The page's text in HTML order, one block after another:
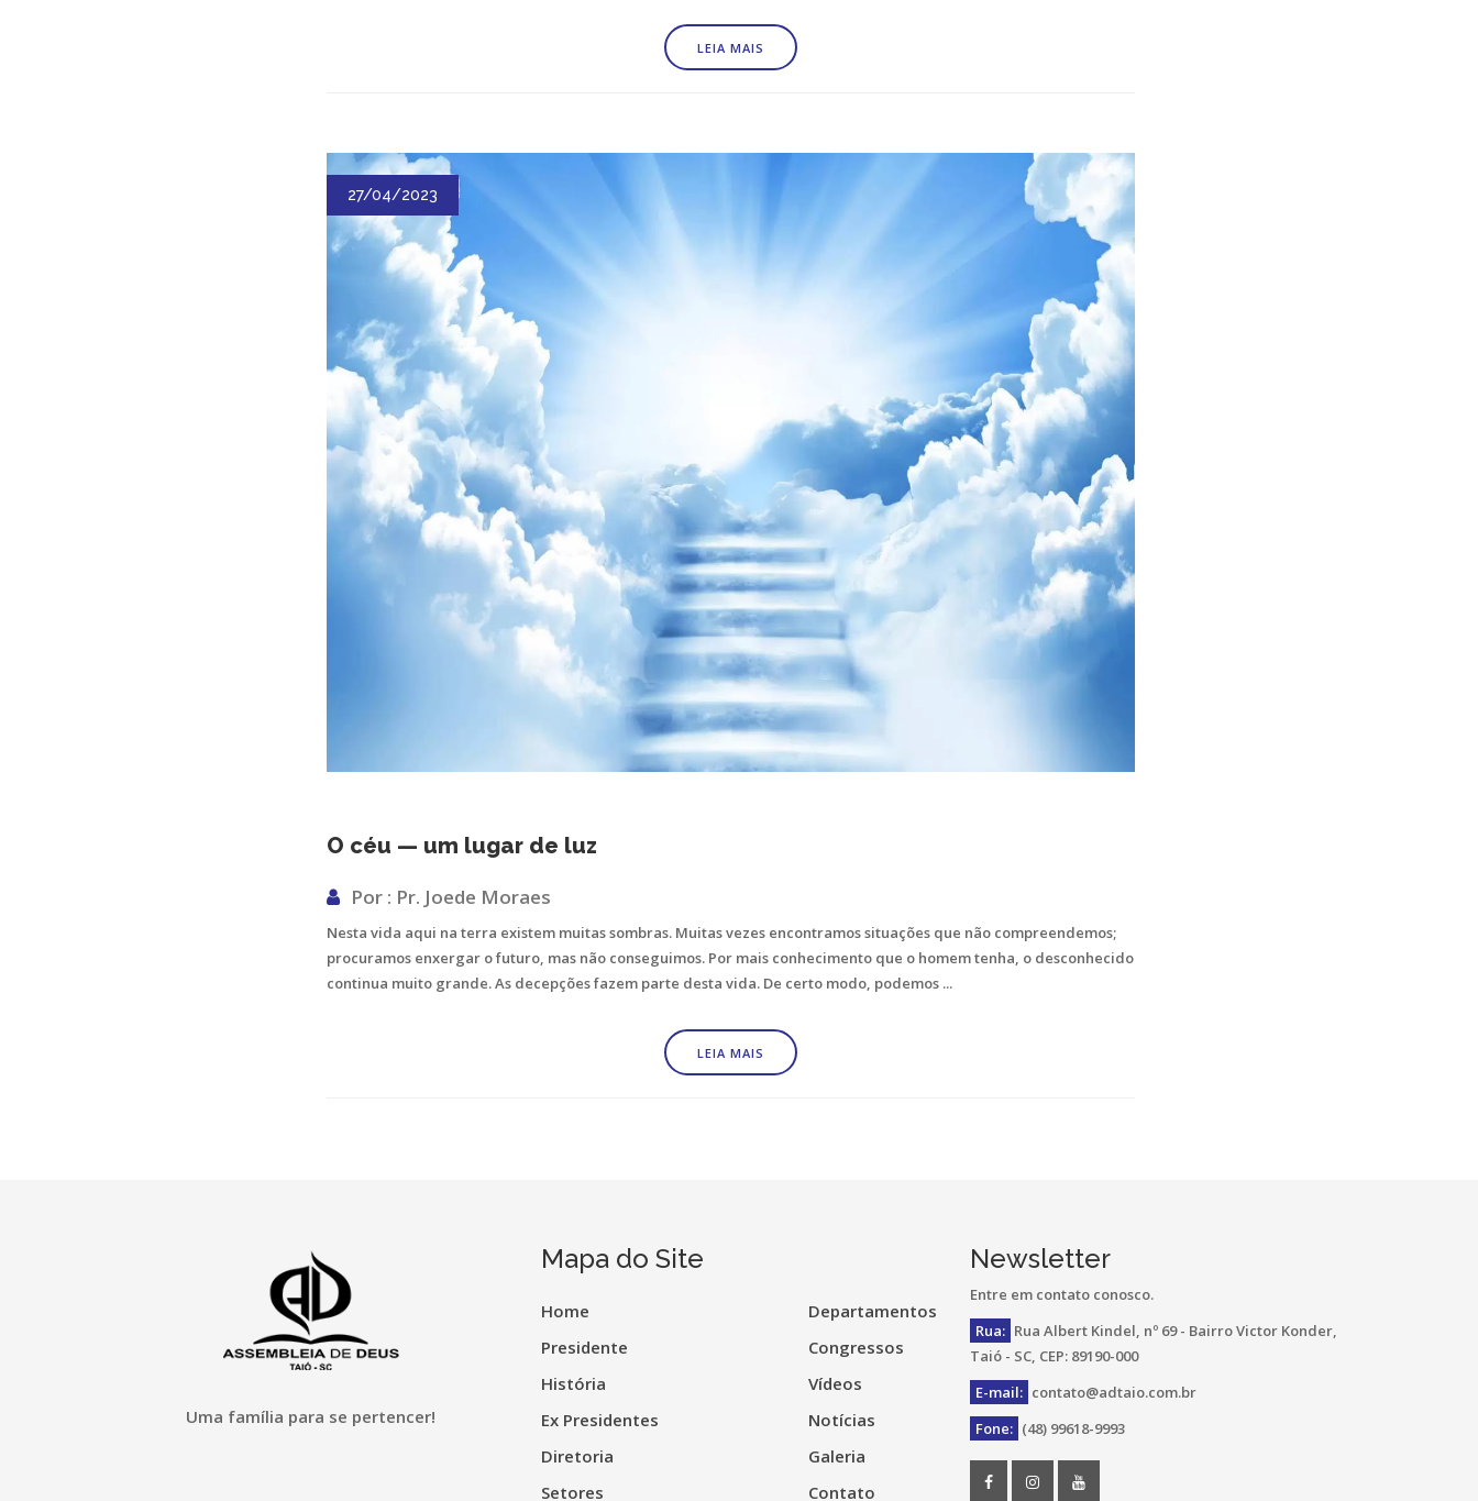
LEIA MAIS
27/04/2023
O céu — um lugar de luz
Por : Pr. Joede Moraes
Nesta vida aqui na terra existem muitas sombras. Muitas vezes encontramos situações que não compreendemos;
procuramos enxergar o futuro, mas não conseguimos. Por mais conhecimento que o homem tenha, o desconhecido
continua muito grande. As decepções fazem parte desta vida. De certo modo, podemos ...
LEIA MAIS
Uma família para se pertencer!
Mapa do Site
Home
Presidente
História
Ex Presidentes
Diretoria
Setores
Departamentos
Congressos
Vídeos
Notícias
Galeria
Contato
Newsletter
Entre em contato conosco.
Rua: Rua Albert Kindel, nº 69 - Bairro Victor Konder,
Taió - SC, CEP: 89190-000
E-mail: contato@adtaio.com.br
Fone: (48) 99618-9993